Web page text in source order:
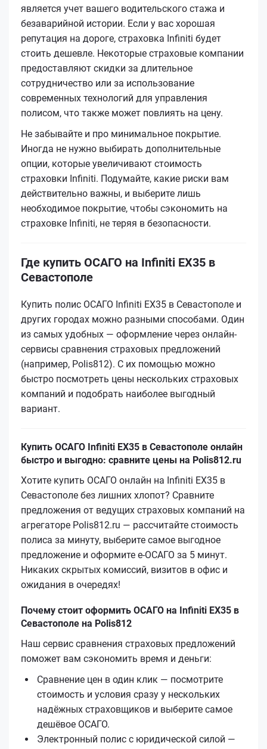
является учет вашего водительского стажа и
безаварийной истории. Если у вас хорошая
репутация на дороге, страховка Infiniti будет
стоить дешевле. Некоторые страховые компании
предоставляют скидки за длительное
сотрудничество или за использование
современных технологий для управления
полисом, что также может повлиять на цену.
Не забывайте и про минимальное покрытие.
Иногда не нужно выбирать дополнительные
опции, которые увеличивают стоимость
страховки Infiniti. Подумайте, какие риски вам
действительно важны, и выберите лишь
необходимое покрытие, чтобы сэкономить на
страховке Infiniti, не теряя в безопасности.
Где купить ОСАГО на Infiniti EX35 в
Севастополе
Купить полис ОСАГО Infiniti EX35 в Севастополе и
других городах можно разными способами. Один
из самых удобных — оформление через онлайн-
сервисы сравнения страховых предложений
(например, Polis812). С их помощью можно
быстро посмотреть цены нескольких страховых
компаний и подобрать наиболее выгодный
вариант.
Купить ОСАГО Infiniti EX35 в Севастополе онлайн
быстро и выгодно: сравните цены на Polis812.ru
Хотите купить ОСАГО онлайн на Infiniti EX35 в
Севастополе без лишних хлопот? Сравните
предложения от ведущих страховых компаний на
агрегаторе Polis812.ru — рассчитайте стоимость
полиса за минуту, выберите самое выгодное
предложение и оформите е‑ОСАГО за 5 минут.
Никаких скрытых комиссий, визитов в офис и
ожидания в очередях!
Почему стоит оформить ОСАГО на Infiniti EX35 в
Севастополе на Polis812
Наш сервис сравнения страховых предложений
поможет вам сэкономить время и деньги:
Сравнение цен в один клик — посмотрите
стоимость и условия сразу у нескольких
надёжных страховщиков и выберите самое
дешёвое ОСАГО.
Электронный полис с юридической силой —